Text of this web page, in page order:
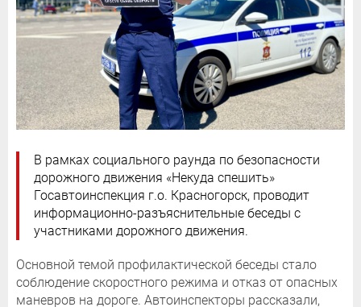
В рамках социального раунда по безопасности
дорожного движения «Некуда спешить»
Госавтоинспекция г.о. Красногорск, проводит
информационно-разъяснительные беседы с
участниками дорожного движения.
Основной темой профилактической беседы стало
соблюдение скоростного режима и отказ от опасных
маневров на дороге. Автоинспекторы рассказали,